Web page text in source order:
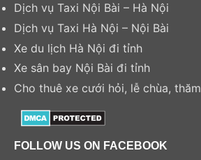
Dịch vụ Taxi Nội Bài – Hà Nội
Dịch vụ Taxi Hà Nội – Nội Bài
Xe du lịch Hà Nội đi tỉnh
Xe sân bay Nội Bài đi tỉnh
Cho thuê xe cưới hỏi, lễ chùa,
FOLLOW US ON FACEBOOK